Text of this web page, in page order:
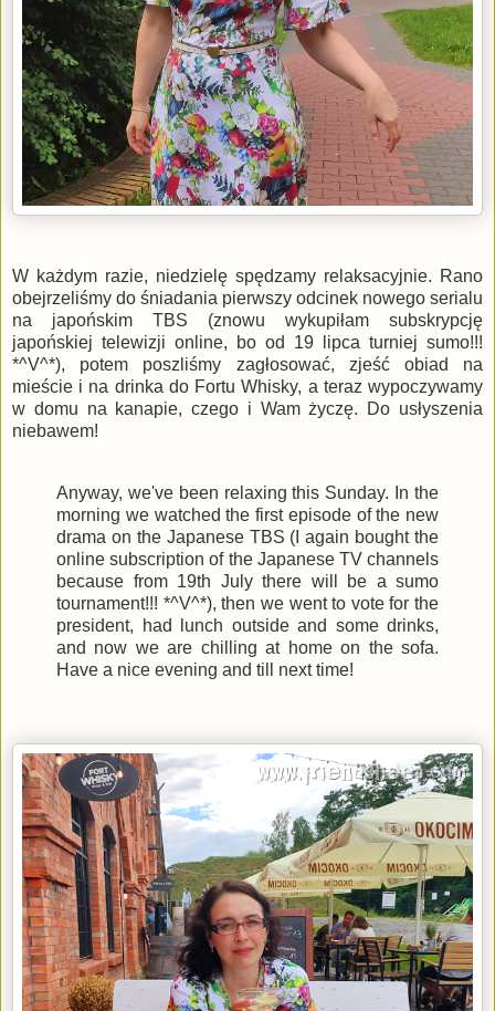
W każdym razie, niedzielę spędzamy relaksacyjnie. Rano
obejrzeliśmy do śniadania pierwszy odcinek nowego serialu
na japońskim TBS (znowu wykupiłam subskrypcję
japońskiej telewizji online, bo od 19 lipca turniej sumo!!!
*^V^*), potem poszliśmy zagłosować, zjeść obiad na
mieście i na drinka do Fortu Whisky, a teraz wypoczywamy
w domu na kanapie, czego i Wam życzę. Do usłyszenia
niebawem!
Anyway, we've been relaxing this Sunday. In the
morning we watched the first episode of the new
drama on the Japanese TBS (I again bought the
online subscription of the Japanese TV channels
because from 19th July there will be a sumo
tournament!!! *^V^*), then we went to vote for the
president, had lunch outside and some drinks,
and now we are chilling at home on the sofa.
Have a nice evening and till next time!